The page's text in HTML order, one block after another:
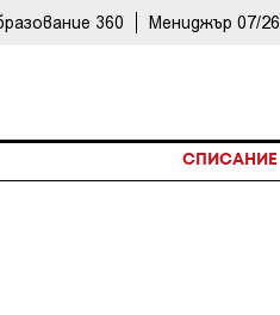
360 Мениджър 07/26
СПИСАНИЕ